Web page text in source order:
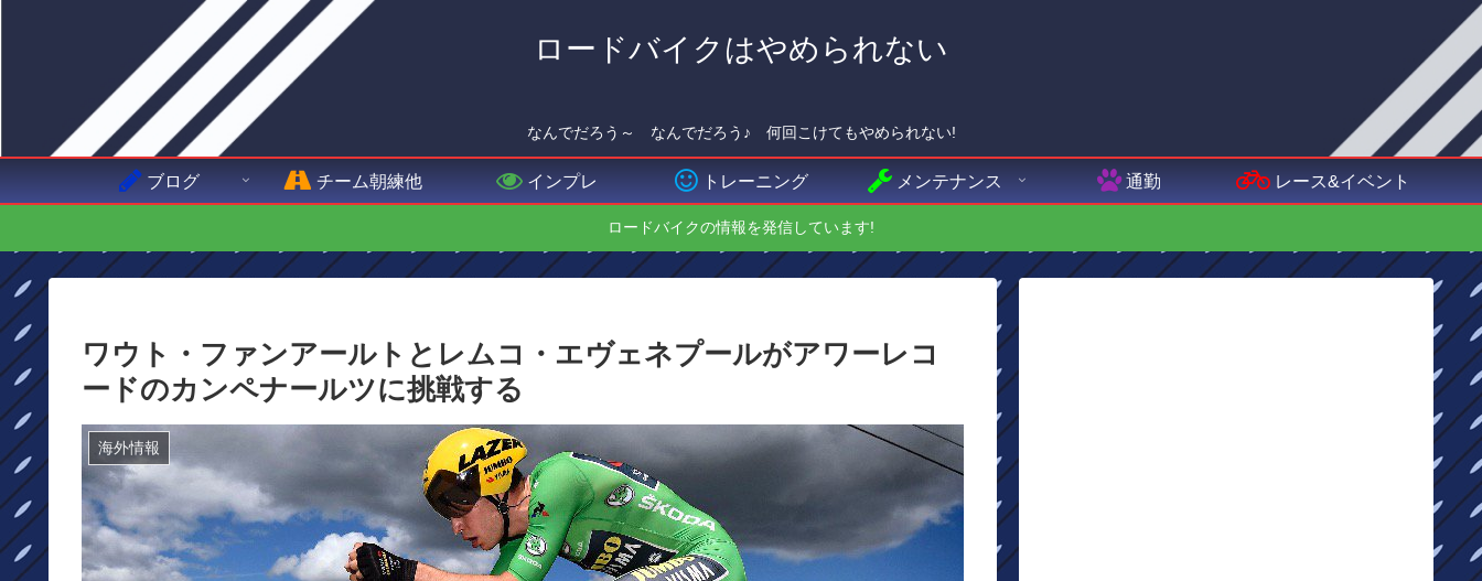
ロードバイクはやめられない
なんでだろう～ なんでだろう♪ 何回こけてもやめられない!
ブログ チーム朝練他 インプレ トレーニング メンテナンス 通勤 レース&イベント
ロードバイクの情報を発信しています!
ワウト・ファンアールトとレムコ・エヴェネプールがアワーレコ
ードのカンペナールツに挑戦する
海外情報